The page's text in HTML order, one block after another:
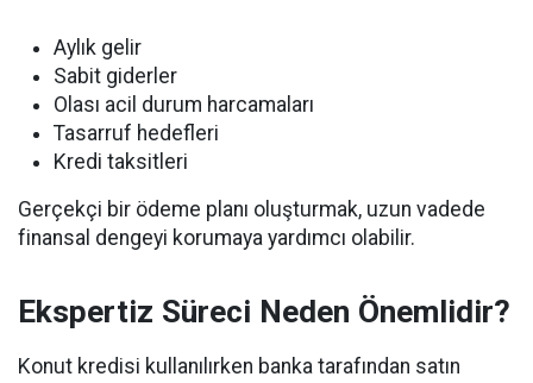
Aylık gelir
Sabit giderler
Olası acil durum harcamaları
Tasarruf hedefleri
Kredi taksitleri
Gerçekçi bir ödeme planı oluşturmak, uzun vadede
finansal dengeyi korumaya yardımcı olabilir.
Ekspertiz Süreci Neden Önemlidir?
Konut kredisi kullanılırken banka tarafından satın